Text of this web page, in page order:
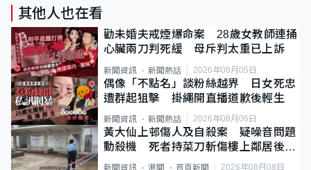
其他人也在看
勸未婚夫戒煙爆命案 28歲女教師連捅
心臟兩刀判死緩 母斥判太重已上訴
新聞資訊 新聞熱話 2026年08月05日
偶像「不點名」談粉絲越界 日女死忠
遭群起狙擊 掛繩開直播道歉後輕生
新聞資訊 新聞熱話 2026年08月06日
黃大仙上邨傷人及自殺案 疑噪音問題
動殺機 死者持菜刀斬傷樓上鄰居後墮
斃
2026年08月08日